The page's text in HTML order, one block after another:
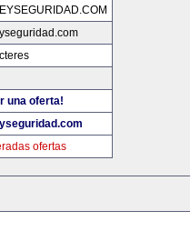
una oferta!
ofertas